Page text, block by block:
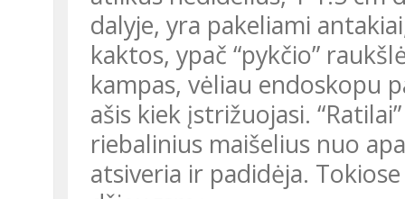
dalyje, yra pakeliami
kaktos, ypač “pykčio”
kampas, vėliau endoskopu
ašis kiek įstrižuojasi.
riebalinius maišelius nuo
atsiveria ir padidėja.